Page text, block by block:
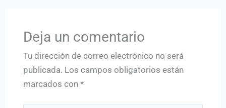
Deja un comentario
Tu dirección de correo electrónico no será
publicada. Los campos obligatorios están
marcados con *